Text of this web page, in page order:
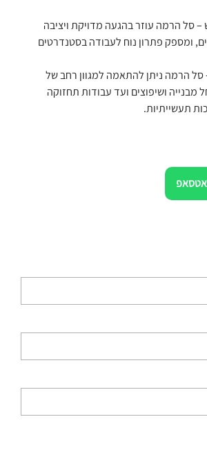
– סל הרמה עוזר בהגעה מדויקת ויציבה
ומספק פתרון נוח לעבודה בסטנדרטים
סל הרמה ניתן להתאמה למגוון רחב של
מבנייה ושיפוצים ועד עבודות תחזוקה
תעשייתיות.